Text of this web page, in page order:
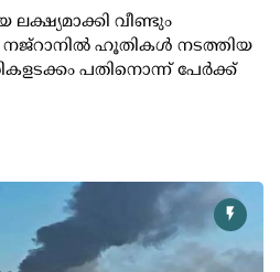
ലക്ഷ്യമാക്കി വീണ്ടും
ഹൂതികള്‍ നടത്തിയ
പതിനൊന്ന് പേര്‍ക്ക്